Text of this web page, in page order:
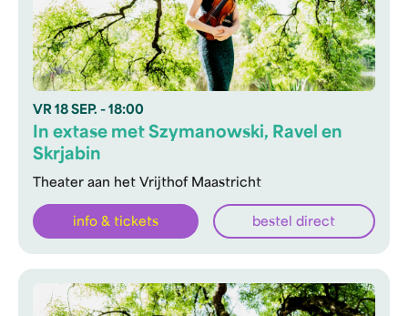
VR 18 SEP. - 18:00
Theater aan het Vrijthof Maastricht
In extase met Szymanowski, Ravel en
Skrjabin
info & tickets bestel direct